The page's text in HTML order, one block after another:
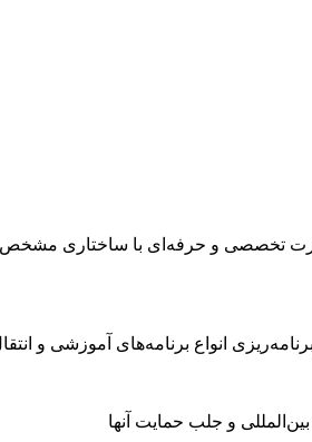
تخصصی و حرفه­‌ای با ساختاری مشخص
انواع برنامه­‌های آموزشی و
و جلب حمایت آنها